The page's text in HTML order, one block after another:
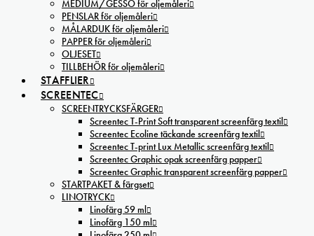
MEDIUM/GESSO för oljemåleri
PENSLAR för oljemåleri
MÅLARDUK för oljemåleri
PAPPER för oljemåleri
OLJESET
TILLBEHÖR för oljemåleri
STAFFLIER
SCREENTEC
SCREENTRYCKSFÄRGER
Screentec T-Print Soft transparent screenfärg textil
Screentec Ecoline täckande screenfärg textil
Screentec T-print Lux Metallic screenfärg textil
Screentec Graphic opak screenfärg papper
Screentec Graphic transparent screenfärg papper
STARTPAKET & färgset
LINOTRYCK
Linofärg 59 ml
Linofärg 150 ml